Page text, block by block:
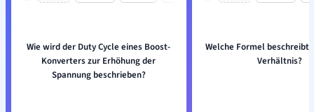
Wie wird der Duty Cycle eines Boost-
Konverters zur Erhöhung der
Spannung beschrieben?
Welche Formel beschreibt
Verhältnis?